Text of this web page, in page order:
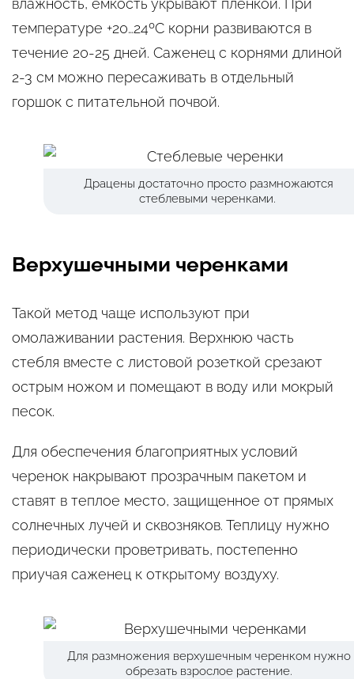
влажность, емкость укрывают пленкой. При
температуре +20…24ºС корни развиваются в
течение 20-25 дней. Саженец с корнями длиной
2-3 см можно пересаживать в отдельный
горшок с питательной почвой.
Драцены достаточно просто размножаются
стеблевыми черенками.
Верхушечными черенками
Такой метод чаще используют при
омолаживании растения. Верхнюю часть
стебля вместе с листовой розеткой срезают
острым ножом и помещают в воду или мокрый
песок.
Для обеспечения благоприятных условий
черенок накрывают прозрачным пакетом и
ставят в теплое место, защищенное от прямых
солнечных лучей и сквозняков. Теплицу нужно
периодически проветривать, постепенно
приучая саженец к открытому воздуху.
Для размножения верхушечным черенком нужно
обрезать взрослое растение.